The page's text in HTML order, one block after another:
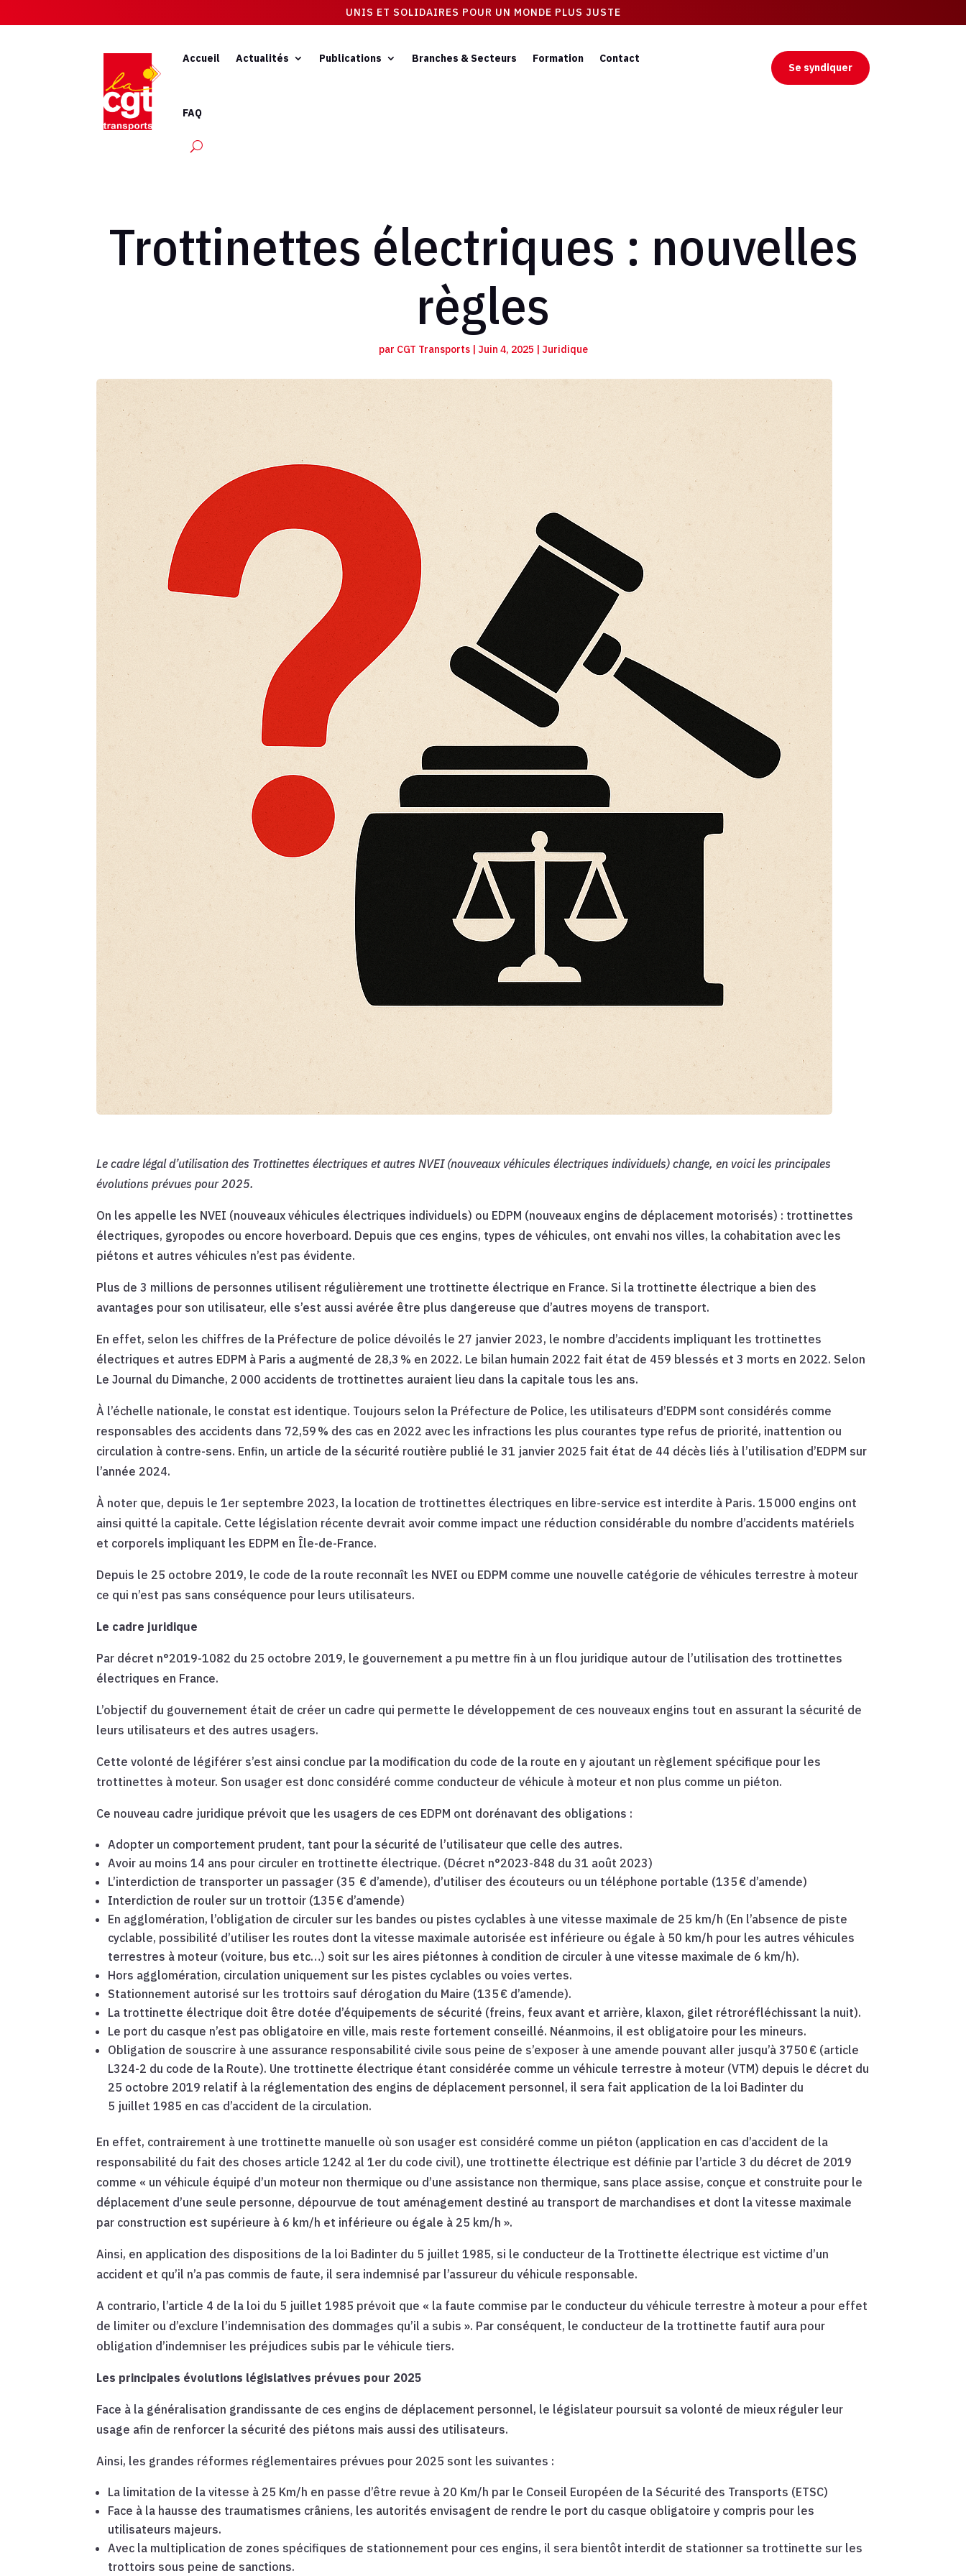
UNIS ET SOLIDAIRES POUR UN MONDE PLUS JUSTE
Accueil Actualités Publications Branches & Secteurs Formation Contact
FAQ
Se syndiquer
Trottinettes électriques : nouvelles
règles
par CGT Transports| Juin 4, 2025 | Juridique
Le cadre légal d’utilisation des Trottinettes électriques et autres NVEI (nouveaux véhicules électriques individuels) change, en voici les principales
évolutions prévues pour 2025.
On les appelle les NVEI (nouveaux véhicules électriques individuels) ou EDPM (nouveaux engins de déplacement motorisés) : trottinettes
électriques, gyropodes ou encore hoverboard. Depuis que ces engins, types de véhicules, ont envahi nos villes, la cohabitation avec les
piétons et autres véhicules n’est pas évidente.
Plus de 3 millions de personnes utilisent régulièrement une trottinette électrique en France. Si la trottinette électrique a bien des
avantages pour son utilisateur, elle s’est aussi avérée être plus dangereuse que d’autres moyens de transport.
En effet, selon les chiffres de la Préfecture de police dévoilés le 27 janvier 2023, le nombre d’accidents impliquant les trottinettes
électriques et autres EDPM à Paris a augmenté de 28,3 % en 2022. Le bilan humain 2022 fait état de 459 blessés et 3 morts en 2022. Selon
Le Journal du Dimanche, 2 000 accidents de trottinettes auraient lieu dans la capitale tous les ans.
À l’échelle nationale, le constat est identique. Toujours selon la Préfecture de Police, les utilisateurs d’EDPM sont considérés comme
responsables des accidents dans 72,59 % des cas en 2022 avec les infractions les plus courantes type refus de priorité, inattention ou
circulation à contre-sens. Enfin, un article de la sécurité routière publié le 31 janvier 2025 fait état de 44 décès liés à l’utilisation d’EDPM sur
l’année 2024.
À noter que, depuis le 1er septembre 2023, la location de trottinettes électriques en libre-service est interdite à Paris. 15 000 engins ont
ainsi quitté la capitale. Cette législation récente devrait avoir comme impact une réduction considérable du nombre d’accidents matériels
et corporels impliquant les EDPM en Île-de-France.
Depuis le 25 octobre 2019, le code de la route reconnaît les NVEI ou EDPM comme une nouvelle catégorie de véhicules terrestre à moteur
ce qui n’est pas sans conséquence pour leurs utilisateurs.
Le cadre juridique
Par décret n°2019-1082 du 25 octobre 2019, le gouvernement a pu mettre fin à un flou juridique autour de l’utilisation des trottinettes
électriques en France.
L’objectif du gouvernement était de créer un cadre qui permette le développement de ces nouveaux engins tout en assurant la sécurité de
leurs utilisateurs et des autres usagers.
Cette volonté de légiférer s’est ainsi conclue par la modification du code de la route en y ajoutant un règlement spécifique pour les
trottinettes à moteur. Son usager est donc considéré comme conducteur de véhicule à moteur et non plus comme un piéton.
Ce nouveau cadre juridique prévoit que les usagers de ces EDPM ont dorénavant des obligations :
Adopter un comportement prudent, tant pour la sécurité de l’utilisateur que celle des autres.
Avoir au moins 14 ans pour circuler en trottinette électrique. (Décret n°2023-848 du 31 août 2023)
L’interdiction de transporter un passager (35 € d’amende), d’utiliser des écouteurs ou un téléphone portable (135 € d’amende)
Interdiction de rouler sur un trottoir (135 € d’amende)
En agglomération, l’obligation de circuler sur les bandes ou pistes cyclables à une vitesse maximale de 25 km/h (En l’absence de piste
cyclable, possibilité d’utiliser les routes dont la vitesse maximale autorisée est inférieure ou égale à 50 km/h pour les autres véhicules
terrestres à moteur (voiture, bus etc…) soit sur les aires piétonnes à condition de circuler à une vitesse maximale de 6 km/h).
Hors agglomération, circulation uniquement sur les pistes cyclables ou voies vertes.
Stationnement autorisé sur les trottoirs sauf dérogation du Maire (135 € d’amende).
La trottinette électrique doit être dotée d’équipements de sécurité (freins, feux avant et arrière, klaxon, gilet rétroréfléchissant la nuit).
Le port du casque n’est pas obligatoire en ville, mais reste fortement conseillé. Néanmoins, il est obligatoire pour les mineurs.
Obligation de souscrire à une assurance responsabilité civile sous peine de s’exposer à une amende pouvant aller jusqu’à 3750 € (article
L324-2 du code de la Route). Une trottinette électrique étant considérée comme un véhicule terrestre à moteur (VTM) depuis le décret du
25 octobre 2019 relatif à la réglementation des engins de déplacement personnel, il sera fait application de la loi Badinter du
5 juillet 1985 en cas d’accident de la circulation.
En effet, contrairement à une trottinette manuelle où son usager est considéré comme un piéton (application en cas d’accident de la
responsabilité du fait des choses article 1242 al 1er du code civil), une trottinette électrique est définie par l’article 3 du décret de 2019
comme « un véhicule équipé d’un moteur non thermique ou d’une assistance non thermique, sans place assise, conçue et construite pour le
déplacement d’une seule personne, dépourvue de tout aménagement destiné au transport de marchandises et dont la vitesse maximale
par construction est supérieure à 6 km/h et inférieure ou égale à 25 km/h ».
Ainsi, en application des dispositions de la loi Badinter du 5 juillet 1985, si le conducteur de la Trottinette électrique est victime d’un
accident et qu’il n’a pas commis de faute, il sera indemnisé par l’assureur du véhicule responsable.
A contrario, l’article 4 de la loi du 5 juillet 1985 prévoit que « la faute commise par le conducteur du véhicule terrestre à moteur a pour effet
de limiter ou d’exclure l’indemnisation des dommages qu’il a subis ». Par conséquent, le conducteur de la trottinette fautif aura pour
obligation d’indemniser les préjudices subis par le véhicule tiers.
Les principales évolutions législatives prévues pour 2025
Face à la généralisation grandissante de ces engins de déplacement personnel, le législateur poursuit sa volonté de mieux réguler leur
usage afin de renforcer la sécurité des piétons mais aussi des utilisateurs.
Ainsi, les grandes réformes réglementaires prévues pour 2025 sont les suivantes :
La limitation de la vitesse à 25 Km/h en passe d’être revue à 20 Km/h par le Conseil Européen de la Sécurité des Transports (ETSC)
Face à la hausse des traumatismes crâniens, les autorités envisagent de rendre le port du casque obligatoire y compris pour les
utilisateurs majeurs.
Avec la multiplication de zones spécifiques de stationnement pour ces engins, il sera bientôt interdit de stationner sa trottinette sur les
trottoirs sous peine de sanctions.